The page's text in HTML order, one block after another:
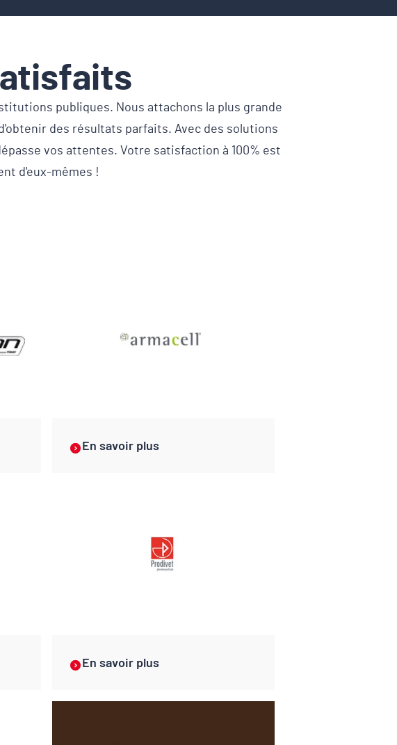
publiques. Nous attachons la plus grande
des résultats parfaits. Avec des solutions
vos attentes. Votre satisfaction à 100% est
d'eux-mêmes !
En savoir plus
En savoir plus